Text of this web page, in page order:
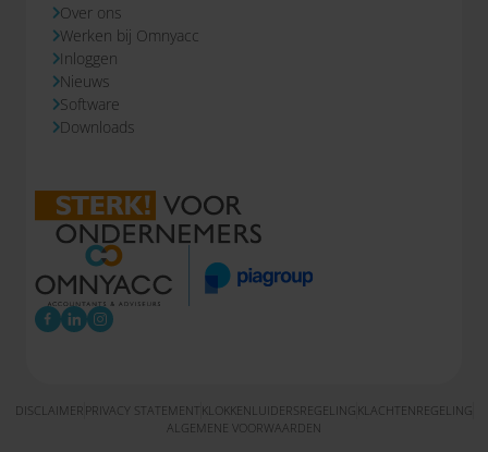
Over ons
Werken bij Omnyacc
Inloggen
Nieuws
Software
Downloads
DISCLAIMER PRIVACY STATEMENT KLOKKENLUIDERSREGELING KLACHTENREGELING
ALGEMENE VOORWAARDEN